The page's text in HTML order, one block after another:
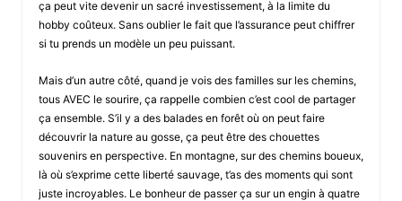
ça peut vite devenir un sacré investissement, à la limite du
hobby coûteux. Sans oublier le fait que l’assurance peut chiffrer
si tu prends un modèle un peu puissant.
Mais d’un autre côté, quand je vois des familles sur les chemins,
tous AVEC le sourire, ça rappelle combien c’est cool de partager
ça ensemble. S’il y a des balades en forêt où on peut faire
découvrir la nature au gosse, ça peut être des chouettes
souvenirs en perspective. En montagne, sur des chemins boueux,
là où s’exprime cette liberté sauvage, t’as des moments qui sont
juste incroyables. Le bonheur de passer ça sur un engin à quatre